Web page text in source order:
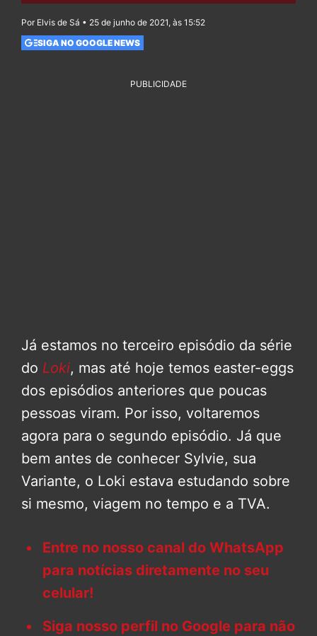
Por Elvis de Sá • 25 de junho de 2021, às 15:52
SIGA NO GOOGLE NEWS
PUBLICIDADE
Já estamos no terceiro episódio da série
do Loki, mas até hoje temos easter-eggs
dos episódios anteriores que poucas
pessoas viram. Por isso, voltaremos
agora para o segundo episódio. Já que
bem antes de conhecer Sylvie, sua
Variante, o Loki estava estudando sobre
si mesmo, viagem no tempo e a TVA.
Entre no nosso canal do WhatsApp
para notícias diretamente no seu
celular!
Siga nosso perfil no Google para não